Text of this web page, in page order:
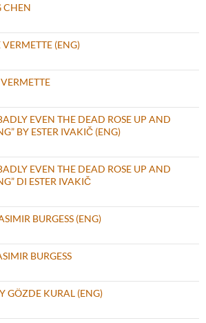
CHEN
VERMETTE (ENG)
EVEN THE DEAD ROSE UP AND
BY ESTER IVAKIČ (ENG)
EVEN THE DEAD ROSE UP AND
DI ESTER IVAKIČ
BURGESS (ENG)
BURGESS
GÖZDE KURAL (ENG)